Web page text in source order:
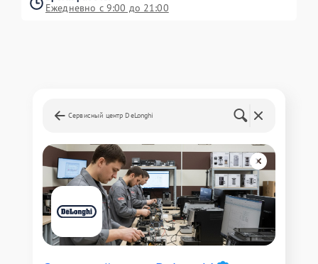
Ежедневно с 9:00 до 21:00
Сервисный центр DeLonghi